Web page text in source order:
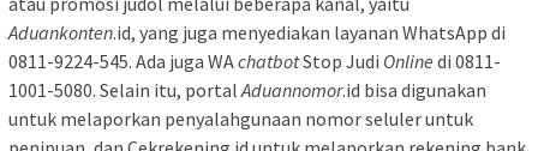
Aduankonten.id, yang juga menyediakan layanan WhatsApp di
0811-9224-545. Ada juga WAchatbotStop Judi Online di 0811-
1001-5080. Selain itu, portalAduannomor.id bisa digunakan
untuk melaporkan penyalahgunaan nomor seluler untuk